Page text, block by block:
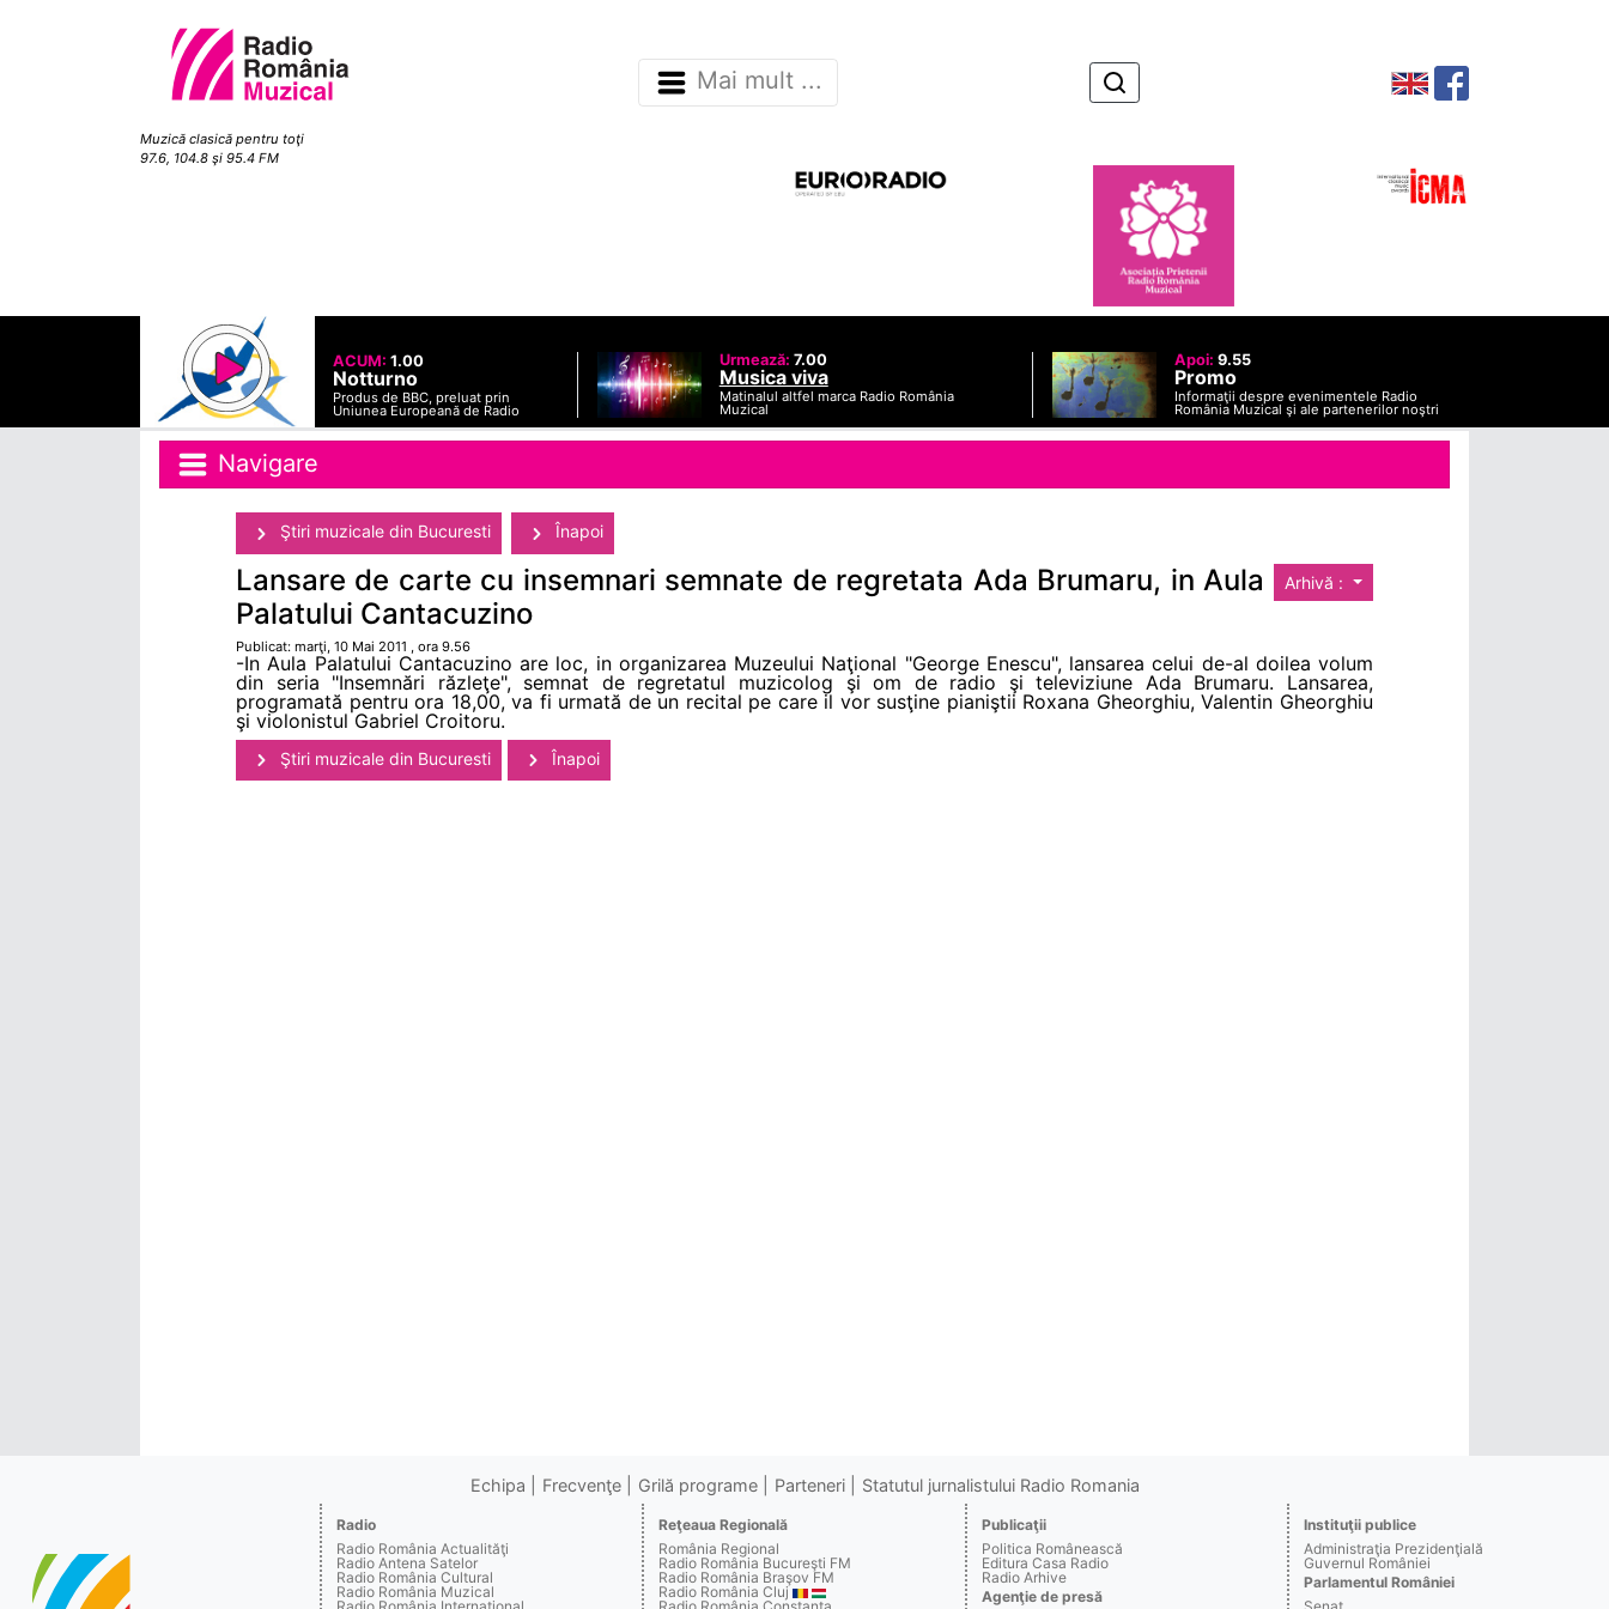
Muzică clasică pentru toţi
97.6, 104.8 şi 95.4 FM
Mai mult ...
ACUM: 1.00
Notturno
Produs de BBC, preluat prin
Uniunea Europeană de Radio
Urmează: 7.00
Musica viva
Matinalul altfel marca Radio România
Muzical
Apoi: 9.55
Promo
Informaţii despre evenimentele Radio
România Muzical şi ale partenerilor noştri
Navigare
Ştiri muzicale din Bucuresti Înapoi
Arhivă :
Lansare de carte cu insemnari semnate de regretata Ada Brumaru, in Aula
Palatului Cantacuzino
Publicat: marţi, 10 Mai 2011 , ora 9.56
-In Aula Palatului Cantacuzino are loc, in organizarea Muzeului Naţional "George Enescu", lansarea celui de-al doilea volum
din seria "Insemnări răzleţe", semnat de regretatul muzicolog şi om de radio şi televiziune Ada Brumaru. Lansarea,
programată pentru ora 18,00, va fi urmată de un recital pe care il vor susţine pianiştii Roxana Gheorghiu, Valentin Gheorghiu
şi violonistul Gabriel Croitoru.
Ştiri muzicale din Bucuresti Înapoi
Echipa Frecvenţe Grilă programe Parteneri Statutul jurnalistului Radio Romania
Radio
Radio România Actualităţi
Radio Antena Satelor
Radio România Cultural
Radio România Muzical
Reţeaua Regională
România Regional
Radio România Bucureşti FM
Radio România Braşov FM
Radio România Cluj
Publicaţii
Politica Românească
Editura Casa Radio
Radio Arhive
Agenţie de presă
Instituţii publice
Administraţia Prezidenţială
Guvernul României
Parlamentul României